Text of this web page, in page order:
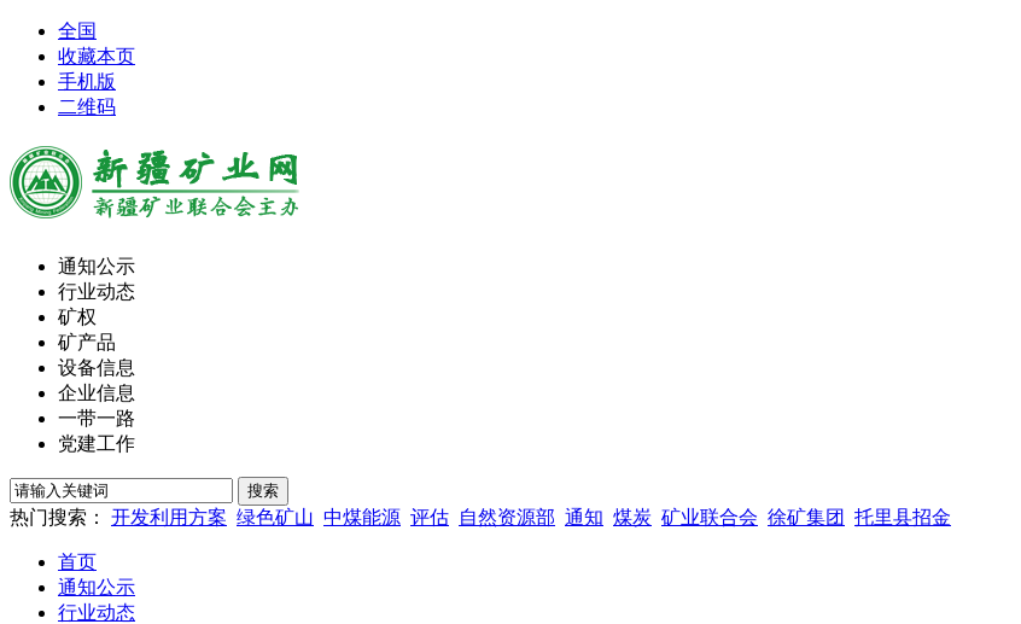
全国
收藏本页
手机版
二维码
通知公示
行业动态
矿权
矿产品
设备信息
企业信息
一带一路
党建工作
热门搜索： 开发利用方案 绿色矿山 中煤能源 评估 自然资源部 通知 煤炭 矿业联合会 徐矿集团 托里县招金
首页
通知公示
行业动态